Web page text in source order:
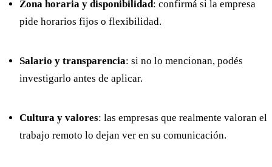
Zona horaria y disponibilidad: confirmá si la empresa
pide horarios fijos o flexibilidad.
Salario y transparencia: si no lo mencionan, podés
investigarlo antes de aplicar.
Cultura y valores: las empresas que realmente valoran el
trabajo remoto lo dejan ver en su comunicación.